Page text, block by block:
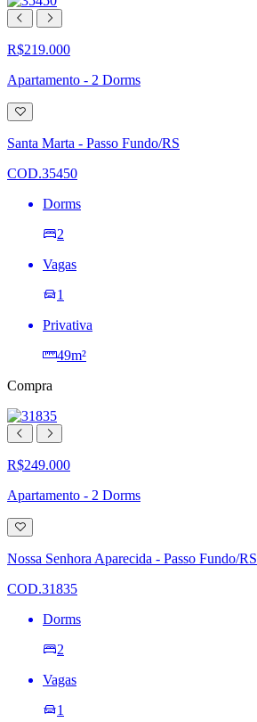
R$219.000
Apartamento - 2 Dorms
Adicionar
à
lista
de
Santa Marta - Passo Fundo/RS
COD.35450
Dorms
2
Vagas
1
Privativa
49m²
Compra
R$249.000
Apartamento - 2 Dorms
Adicionar
à
lista
de
Nossa Senhora Aparecida - Passo Fundo/RS
COD.31835
Dorms
2
Vagas
1